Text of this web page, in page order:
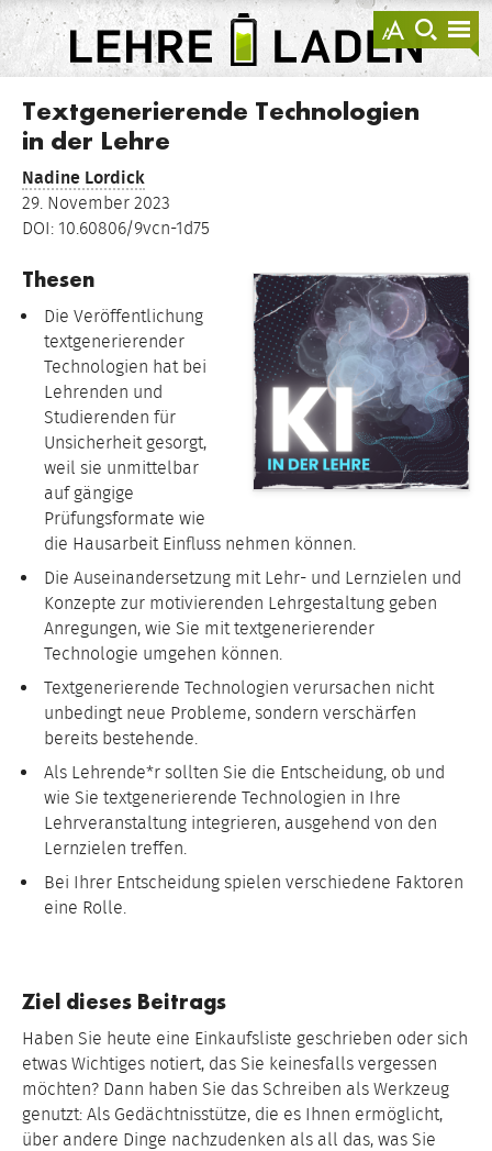
anzeigen
zur
Suche
LEHRE
LADEN
Textgenerierende Technologien
in der Lehre
Nadine Lordick
29. November 2023
DOI: 10.60806/9vcn-1d75
Thesen
Die Veröffentlichung
textgenerierender
Technologien hat bei
Lehrenden und
Studierenden für
Unsicherheit gesorgt,
weil sie unmittelbar
auf gängige
Prüfungsformate wie
die Hausarbeit Einfluss nehmen können.
Die Auseinandersetzung mit Lehr- und Lernzielen und
Konzepte zur motivierenden Lehrgestaltung geben
Anregungen, wie Sie mit textgenerierender
Technologie umgehen können.
Textgenerierende Technologien verursachen nicht
unbedingt neue Probleme, sondern verschärfen
bereits bestehende.
Als Lehrende*r sollten Sie die Entscheidung, ob und
wie Sie textgenerierende Technologien in Ihre
Lehrveranstaltung integrieren, ausgehend von den
Lernzielen treffen.
Bei Ihrer Entscheidung spielen verschiedene Faktoren
eine Rolle.
Ziel dieses Beitrags
Haben Sie heute eine Einkaufsliste geschrieben oder sich
etwas Wichtiges notiert, das Sie keinesfalls vergessen
möchten? Dann haben Sie das Schreiben als Werkzeug
genutzt: Als Gedächtnisstütze, die es Ihnen ermöglicht,
über andere Dinge nachzudenken als all das, was Sie